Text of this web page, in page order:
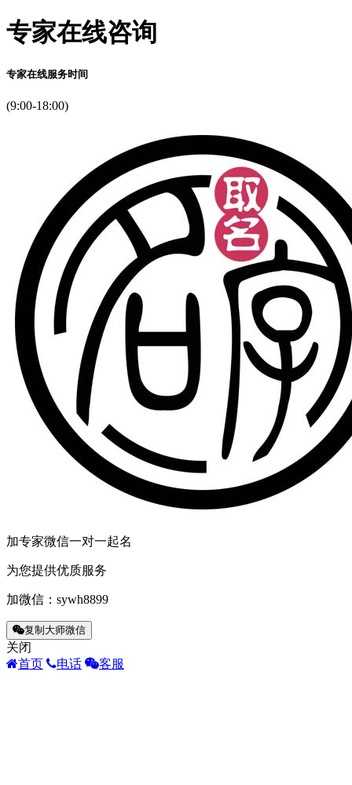
专家在线咨询
专家在线服务时间
(9:00-18:00)
加专家微信一对一起名
为您提供优质服务
加微信： sywh8899
复制大师微信
关闭
首页
电话 客服